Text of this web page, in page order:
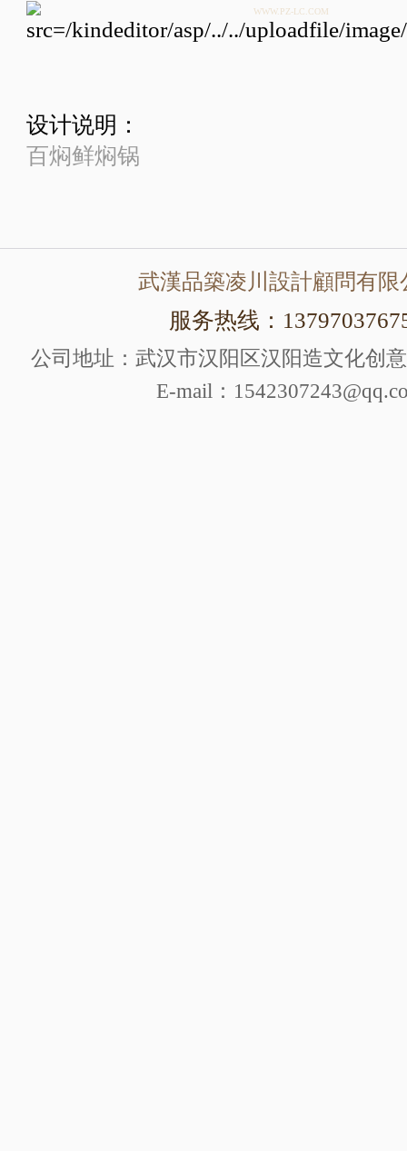
WWW.PZ-LC.COM
设计说明：
百焖鲜焖锅
武漢品築凌川設計顧問有限
服务热线：
公司地址：武汉市汉阳区汉阳造文化创
E-mail：